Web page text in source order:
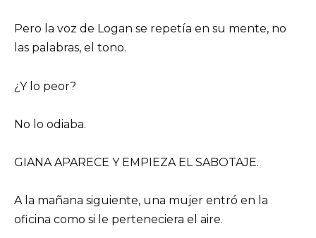
Pero la voz de Logan se repetía en su mente, no
las palabras, el tono.
¿Y lo peor?
No lo odiaba.
GIANA APARECE Y EMPIEZA EL SABOTAJE.
A la mañana siguiente, una mujer entró en la
oficina como si le perteneciera el aire.